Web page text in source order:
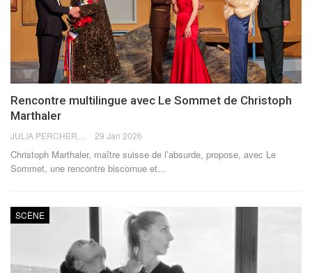
Rencontre multilingue avec Le Sommet de Christoph
Marthaler
29 Jan 2026
Christoph Marthaler, maître suisse de l’absurde, propose, avec Le
Sommet, une rencontre biscornue et…
SCÈNE